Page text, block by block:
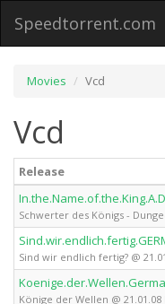
Speedtorrent.com
Movies Vcd
Vcd
Release
Schwerter des Königs -
Sind wir endlich fertig? @
Könige der Wellen @ 21.01.08